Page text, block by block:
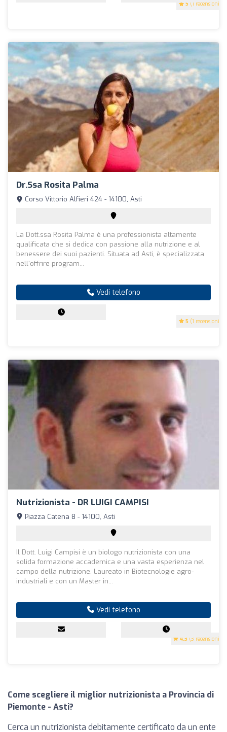
5 (1 recensioni)
Dr.ssa Rosita Palma
5 (1 recensioni)
Corso Vittorio Alfieri 424 - 14100, Asti
La Dott.ssa Rosita Palma è una professionista altamente
qualificata che si dedica con passione alla nutrizione e al
benessere dei suoi pazienti. Situata ad Asti, è specializzata
nell'offrire program...
Vedi telefono
Nutrizionista - DR LUIGI CAMPISI
4.3 (3 recensioni)
Piazza Catena 8 - 14100, Asti
Il Dott. Luigi Campisi è un biologo nutrizionista con una
solida formazione accademica e una vasta esperienza nel
campo della nutrizione. Laureato in Biotecnologie agro-
industriali e con un Master in...
Vedi telefono
Come scegliere il miglior nutrizionista a Provincia di
Piemonte - Asti?
Cerca un nutrizionista debitamente certificato da un ente